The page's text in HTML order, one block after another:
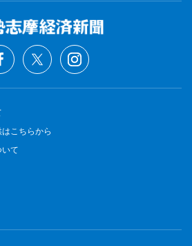
こちらから
て